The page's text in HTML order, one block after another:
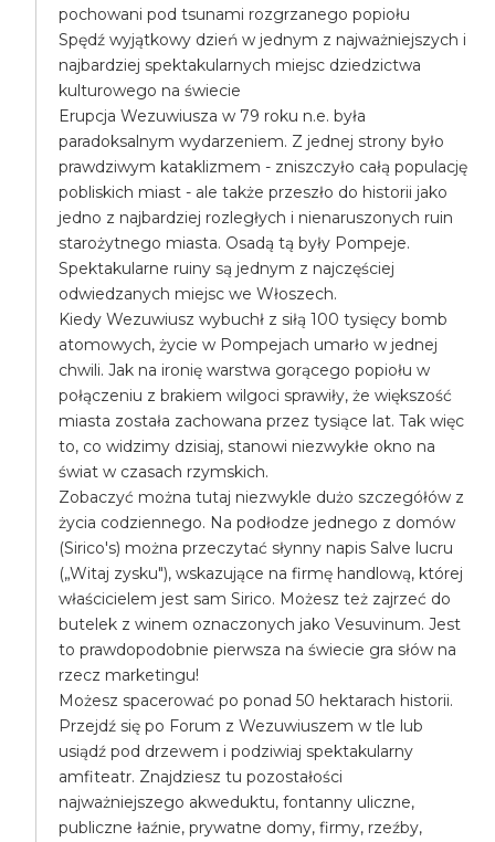
pochowani pod tsunami rozgrzanego popiołu
Spędź wyjątkowy dzień w jednym z najważniejszych i
najbardziej spektakularnych miejsc dziedzictwa
kulturowego na świecie
Erupcja Wezuwiusza w 79 roku n.e. była
paradoksalnym wydarzeniem. Z jednej strony było
prawdziwym kataklizmem - zniszczyło całą populację
pobliskich miast - ale także przeszło do historii jako
jedno z najbardziej rozległych i nienaruszonych ruin
starożytnego miasta. Osadą tą były Pompeje.
Spektakularne ruiny są jednym z najczęściej
odwiedzanych miejsc we Włoszech.
Kiedy Wezuwiusz wybuchł z siłą 100 tysięcy bomb
atomowych, życie w Pompejach umarło w jednej
chwili. Jak na ironię warstwa gorącego popiołu w
połączeniu z brakiem wilgoci sprawiły, że większość
miasta została zachowana przez tysiące lat. Tak więc
to, co widzimy dzisiaj, stanowi niezwykłe okno na
świat w czasach rzymskich.
Zobaczyć można tutaj niezwykle dużo szczegółów z
życia codziennego. Na podłodze jednego z domów
(Sirico's) można przeczytać słynny napis Salve lucru
(„Witaj zysku"), wskazujące na firmę handlową, której
właścicielem jest sam Sirico. Możesz też zajrzeć do
butelek z winem oznaczonych jako Vesuvinum. Jest
to prawdopodobnie pierwsza na świecie gra słów na
rzecz marketingu!
Możesz spacerować po ponad 50 hektarach historii.
Przejdź się po Forum z Wezuwiuszem w tle lub
usiądź pod drzewem i podziwiaj spektakularny
amfiteatr. Znajdziesz tu pozostałości
najważniejszego akweduktu, fontanny uliczne,
publiczne łaźnie, prywatne domy, firmy, rzeźby,